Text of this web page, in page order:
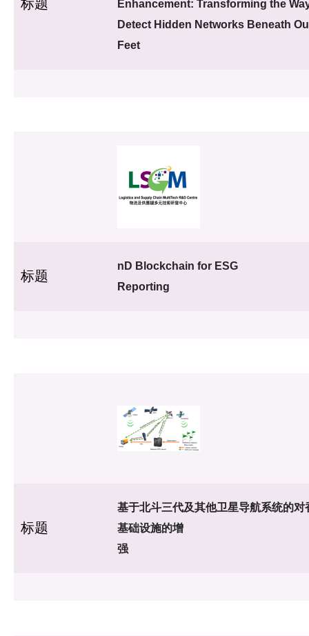
标题
Enhancement: Transforming the
Detect Hidden Networks Beneath
Feet
标题
nD Blockchain for ESG
Reporting
标题
基于北斗三代及其他卫星导航系统的对
基础设施的增
强